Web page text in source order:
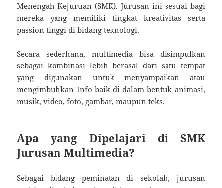
Menengah Kejuruan (SMK). Jurusan ini sesuai bagi
mereka yang memiliki tingkat kreativitas serta
passion tinggi di bidang teknologi.
Secara sederhana, multimedia bisa disimpulkan
sebagai kombinasi lebih berasal dari satu tempat
yang digunakan untuk menyampaikan atau
mengimbuhkan Info baik di dalam bentuk animasi,
musik, video, foto, gambar, maupun teks.
Apa yang Dipelajari di SMK
Jurusan Multimedia?
Sebagai bidang peminatan di sekolah, jurusan